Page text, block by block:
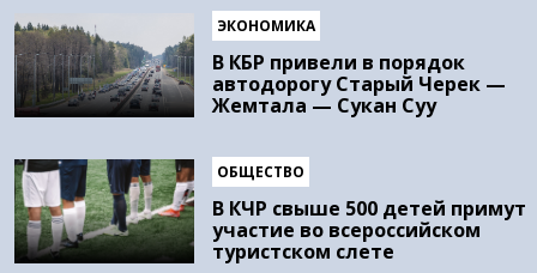
ЭКОНОМИКА
В КБР привели в порядок
автодорогу Старый Черек —
Жемтала — Сукан Суу
ОБЩЕСТВО
В КЧР свыше 500 детей примут
участие во всероссийском
туристском слете